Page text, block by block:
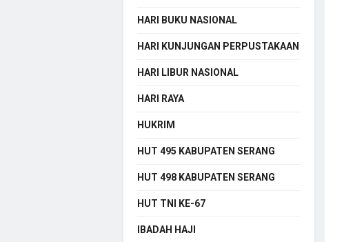
HARI BUKU NASIONAL
HARI KUNJUNGAN PERPUSTAKAAN
HARI LIBUR NASIONAL
HARI RAYA
HUKRIM
HUT 495 KABUPATEN SERANG
HUT 498 KABUPATEN SERANG
HUT TNI KE-67
IBADAH HAJI